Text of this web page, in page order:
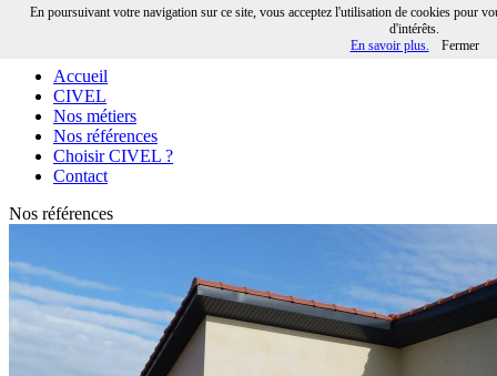
Accueil
CIVEL
Nos métiers
Nos références
Choisir CIVEL ?
Contact
Nos références
En poursuivant votre navigation sur ce site, vous acceptez l'utilisation de cookies pour
d'intérêts.
En savoir plus.
Fermer